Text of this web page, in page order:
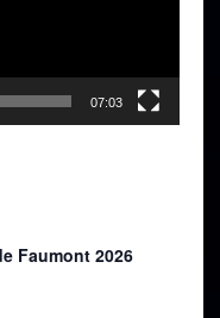
07:03
Faumont 2026